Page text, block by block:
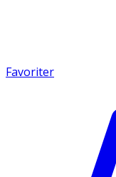
Favoriter